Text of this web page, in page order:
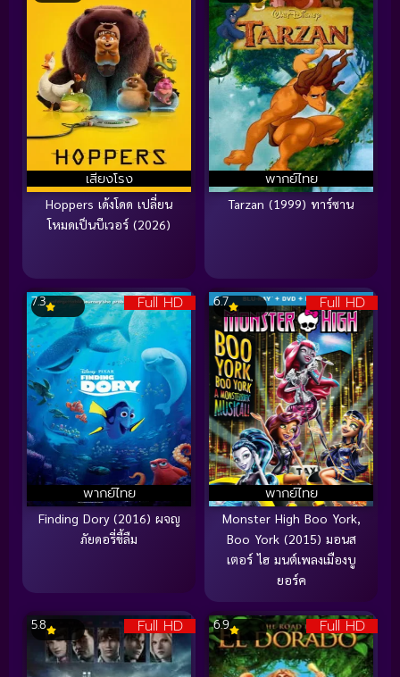
เสียงโรง
Hoppers เด้งโดด เปลี่ยน
โหมดเป็นบีเวอร์ (2026)
พากย์ไทย
Tarzan (1999) ทาร์ซาน
Full HD
พากย์ไทย
7.3
Finding Dory (2016) ผจญ
ภัยดอรี่ขี้ลืม
Full HD
พากย์ไทย
6.7
Monster High Boo York,
Boo York (2015) มอนส
เตอร์ ไฮ มนต์เพลงเมืองบู
ยอร์ค
Full HD
5.8 Full HD
6.9